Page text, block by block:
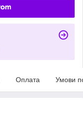
Оплата Умови